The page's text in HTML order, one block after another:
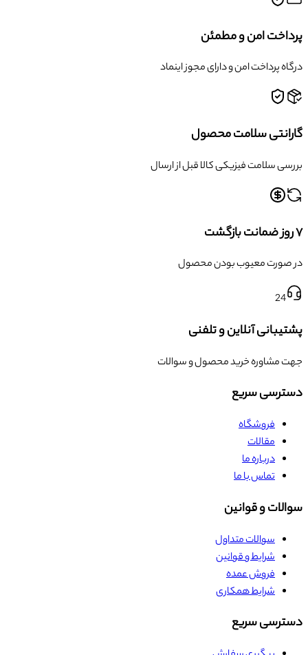
پرداخت امن و مطمئن
درگاه پرداخت امن و دارای مجوز اینماد
گارانتی سلامت محصول
بررسی سلامت فیزیکی کالا قبل از ارسال
۷ روز ضمانت بازگشت
در صورت معیوب بودن محصول
24
پشتیبانی آنلاین و تلفنی
جهت مشاوره خرید محصول و سوالات
دسترسی سریع
فروشگاه
مقالات
درباره ما
تماس با ما
سوالات و قوانین
سوالات متداول
شرایط و قوانین
فروش عمده
شرایط همکاری
دسترسی سریع